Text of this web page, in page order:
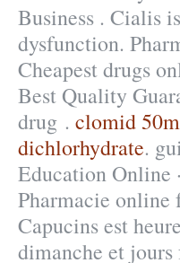
Business . Cialis
dysfunction.
Cheapest drugs
Best Quality
drug . clomid
dichlorhydrate.
Education Online
Pharmacie online
Capucins est
dimanche et